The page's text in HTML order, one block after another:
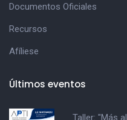
Documentos Oficiales
Recursos
Afíliese
Últimos eventos
Taller: "Más